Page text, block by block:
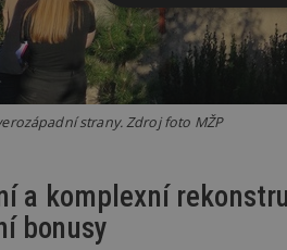
strany. Zdroj foto MŽP
a komplexní
bonusy
Nezbytně
nutné
Nezbytně nutné